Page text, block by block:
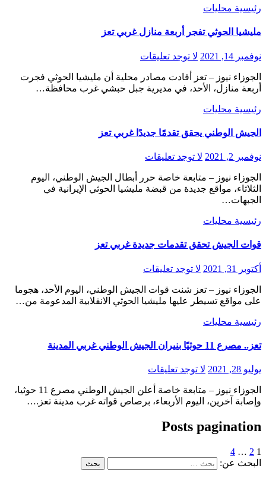
رئيسية محليات
مليشيا الحوثي تفجر أربعة منازل غربي تعز
نوفمبر 14, 2021 لا توجد تعليقات
أربعة منازل، الأحد، في مديرية جبل حبشي غرب محافظة…
رئيسية محليات
الجيش الوطني يحقق تقدمًا جديدًا غربي تعز
نوفمبر 2, 2021 لا توجد تعليقات
الثلاثاء، مواقع جديدة من قبضة مليشيا الحوثي الإيرانية في
الجبهات…
رئيسية محليات
قوات الجيش تحقق تقدمات جديدة غربي تعز
أكتوبر 31, 2021 لا توجد تعليقات
على مواقع تسيطر عليها مليشيا الحوثي الانقلابية المدعومة من…
رئيسية محليات
تعز.. مصرع 11 حوثيًا بنيران الجيش الوطني غربي المدينة
يوليو 28, 2021 لا توجد تعليقات
وإصابة آخرين، اليوم الأربعاء، برصاص قواته غرب مدينة تعز.…
Posts pagination
1
2
…
4
البحث عن: